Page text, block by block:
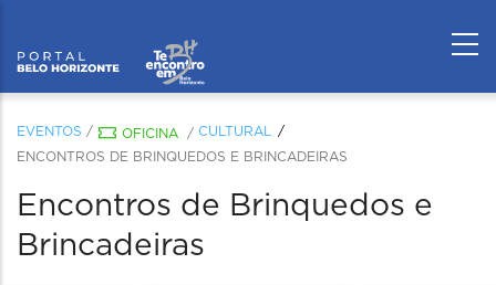
EVENTOS / OFICINA / CULTURAL
ENCONTROS DE BRINQUEDOS E BRINCADEIRAS
Encontros de Brinquedos e
Brincadeiras